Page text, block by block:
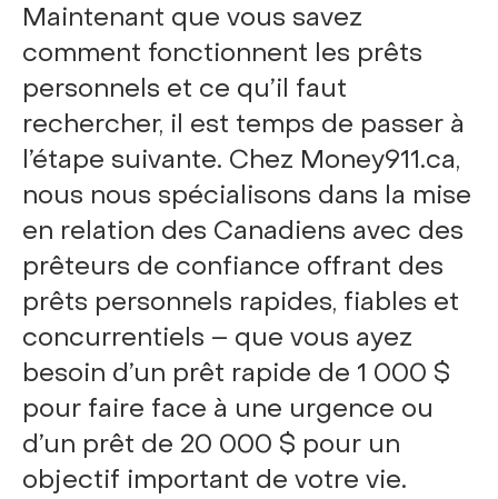
Maintenant que vous savez
comment fonctionnent les prêts
personnels et ce qu’il faut
rechercher, il est temps de passer à
l’étape suivante. Chez Money911.ca,
nous nous spécialisons dans la mise
en relation des Canadiens avec des
prêteurs de confiance offrant des
prêts personnels rapides, fiables et
concurrentiels – que vous ayez
besoin d’un prêt rapide de 1 000 $
pour faire face à une urgence ou
d’un prêt de 20 000 $ pour un
objectif important de votre vie.